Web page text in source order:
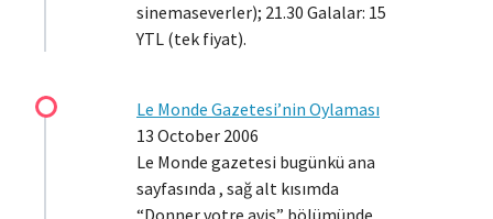
sinemaseverler); 21.30 Galalar: 15
YTL (tek fiyat).
Le Monde Gazetesi’nin Oylaması
13 October 2006
Le Monde gazetesi bugünkü ana
sayfasında , sağ alt kısımda
“Donner votre avis” bölümünde